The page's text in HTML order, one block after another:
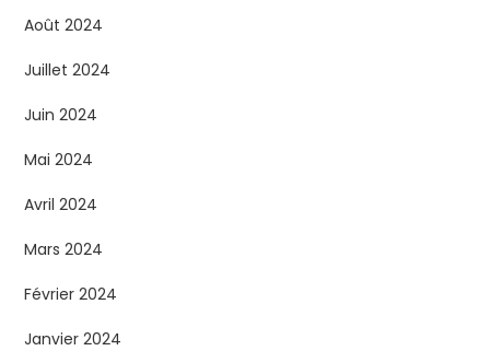
Août 2024
Juillet 2024
Juin 2024
Mai 2024
Avril 2024
Mars 2024
Février 2024
Janvier 2024